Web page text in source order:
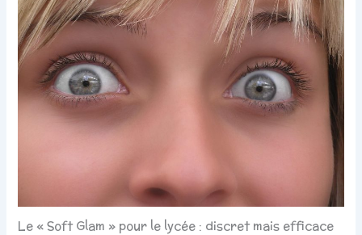
Le « Soft Glam » pour le lycée : discret mais efficace